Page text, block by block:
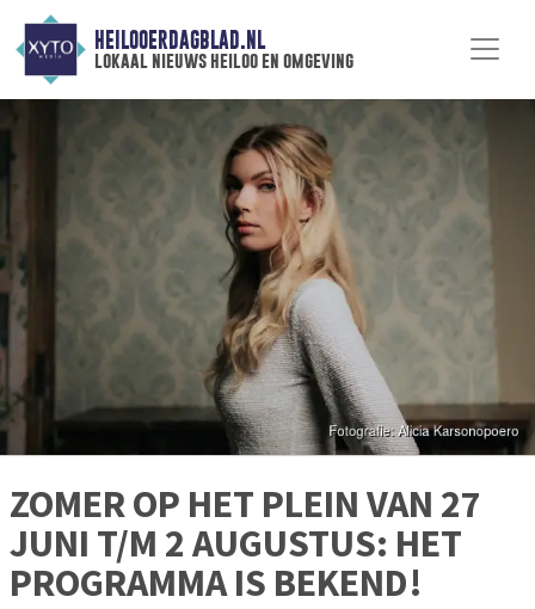
HEILOOERDAGBLAD.NL
lokaal nieuws heiloo en omgeving
ZOMER OP HET PLEIN VAN 27
JUNI T/M 2 AUGUSTUS: HET
PROGRAMMA IS BEKEND!